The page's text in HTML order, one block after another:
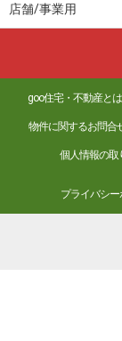
店舗/事業用
goo住宅・不動産とは
物件に関するお問合
個人情報の取
プライバシー